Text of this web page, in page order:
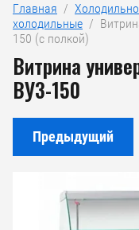
Главная
  /
холодильные
/
150 (с полкой)
Витрина
ВУ3-150
Предыдущий